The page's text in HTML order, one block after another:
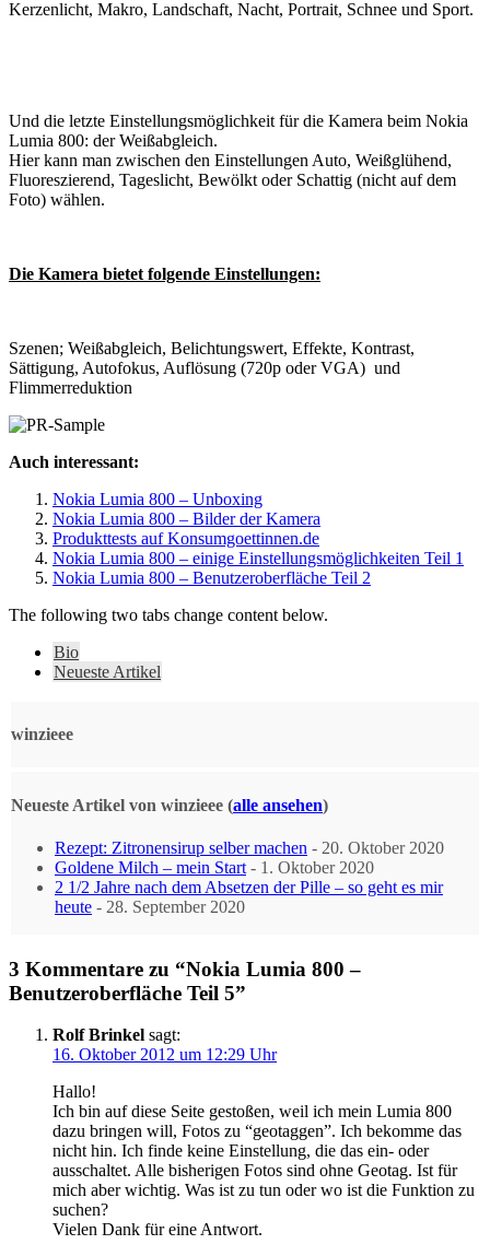
Kerzenlicht, Makro, Landschaft, Nacht, Portrait, Schnee und Sport.
Und die letzte Einstellungsmöglichkeit für die Kamera beim Nokia
Lumia 800: der Weißabgleich.
Hier kann man zwischen den Einstellungen Auto, Weißglühend,
Fluoreszierend, Tageslicht, Bewölkt oder Schattig (nicht auf dem
Foto) wählen.
Die Kamera bietet folgende Einstellungen:
Szenen; Weißabgleich, Belichtungswert, Effekte, Kontrast,
Sättigung, Autofokus, Auflösung (720p oder VGA) und
Flimmerreduktion
Auch interessant:
Nokia Lumia 800 – Unboxing
Nokia Lumia 800 – Bilder der Kamera
Produkttests auf Konsumgoettinnen.de
Nokia Lumia 800 – einige Einstellungsmöglichkeiten Teil 1
Nokia Lumia 800 – Benutzeroberfläche Teil 2
The following two tabs change content below.
Bio
Neueste Artikel
winzieee
Neueste Artikel von winzieee (alle ansehen)
Rezept: Zitronensirup selber machen - 20. Oktober 2020
Goldene Milch – mein Start - 1. Oktober 2020
2 1/2 Jahre nach dem Absetzen der Pille – so geht es mir
heute - 28. September 2020
3 Kommentare zu “Nokia Lumia 800 –
Benutzeroberfläche Teil 5”
Rolf Brinkel sagt:
16. Oktober 2012 um 12:29 Uhr
Hallo!
Ich bin auf diese Seite gestoßen, weil ich mein Lumia 800
dazu bringen will, Fotos zu “geotaggen”. Ich bekomme das
nicht hin. Ich finde keine Einstellung, die das ein- oder
ausschaltet. Alle bisherigen Fotos sind ohne Geotag. Ist für
mich aber wichtig. Was ist zu tun oder wo ist die Funktion zu
suchen?
Vielen Dank für eine Antwort.